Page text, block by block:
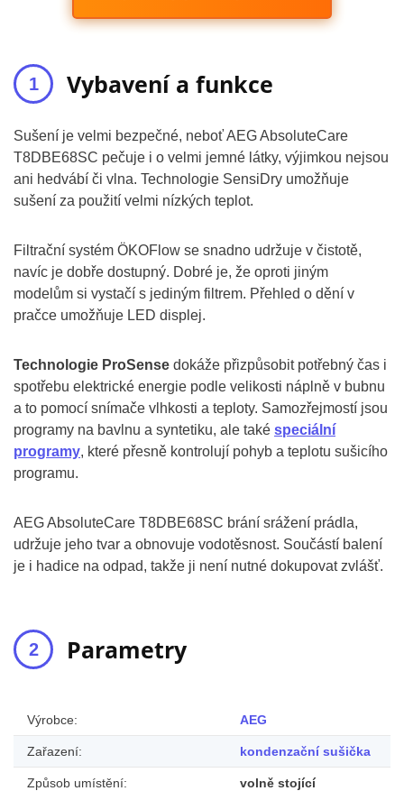
Vybavení a funkce
Sušení je velmi bezpečné, neboť AEG AbsoluteCare
T8DBE68SC pečuje i o velmi jemné látky, výjimkou nejsou
ani hedvábí či vlna. Technologie SensiDry umožňuje
sušení za použití velmi nízkých teplot.
Filtrační systém ÖKOFlow se snadno udržuje v čistotě,
navíc je dobře dostupný. Dobré je, že oproti jiným
modelům si vystačí s jediným filtrem. Přehled o dění v
pračce umožňuje LED displej.
Technologie ProSense dokáže přizpůsobit potřebný čas i
spotřebu elektrické energie podle velikosti náplně v bubnu
a to pomocí snímače vlhkosti a teploty. Samozřejmostí jsou
programy na bavlnu a syntetiku, ale také speciální
programy, které přesně kontrolují pohyb a teplotu sušicího
programu.
AEG AbsoluteCare T8DBE68SC brání srážení prádla,
udržuje jeho tvar a obnovuje vodotěsnost. Součástí balení
je i hadice na odpad, takže ji není nutné dokupovat zvlášť.
Parametry
Výrobce: AEG
Zařazení: kondenzační sušička
Způsob umístění: volně stojící